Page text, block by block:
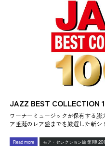
JAZZ BEST COLLECTION
ワーナーミュージックが保有する
ア垂涎のレア盤までを厳選した新シ
Read more モア・セレクション編 第1弾